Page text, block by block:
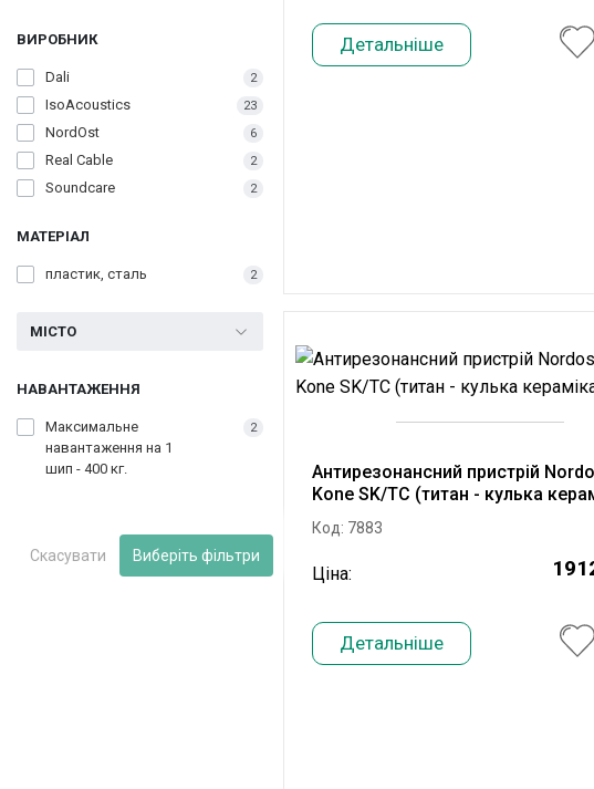
ВИРОБНИК
Dali 2
IsoAcoustics 23
NordOst 6
Real Cable 2
Soundcare 2
МАТЕРІАЛ
пластик, сталь 2
МІСТО
НАВАНТАЖЕННЯ
Максимальне
навантаження на 1
шип - 400 кг.
2
Скасувати Виберіть фільтри
Детальніше
Антирезонансний пристрій
Kone SK/TC (титан - кулька
Код: 7883
Ціна:
Детальніше